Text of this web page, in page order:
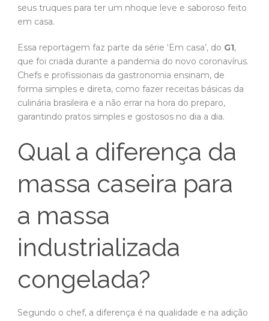
seus truques para ter um nhoque leve e saboroso feito
em casa.
Essa reportagem faz parte da série ‘Em casa’, do G1,
que foi criada durante a pandemia do novo coronavírus.
Chefs e profissionais da gastronomia ensinam, de
forma simples e direta, como fazer receitas básicas da
culinária brasileira e a não errar na hora do preparo,
garantindo pratos simples e gostosos no dia a dia.
Qual a diferença da
massa caseira para
a massa
industrializada
congelada?
Segundo o chef, a diferença é na qualidade e na adição